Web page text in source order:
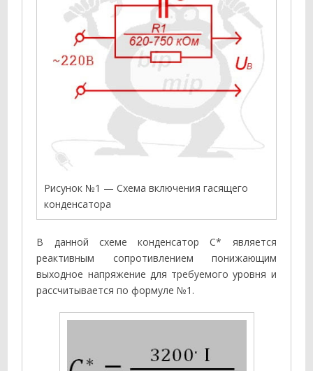
Рисунок №1 — Схема включения гасящего
конденсатора
В данной схеме конденсатор С* является
реактивным сопротивлением понижающим
выходное напряжение для требуемого уровня и
рассчитывается по формуле №1.